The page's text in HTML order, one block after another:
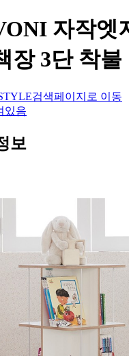
자작엣
장 3단 착불
검색페이지로 이동
있음
보